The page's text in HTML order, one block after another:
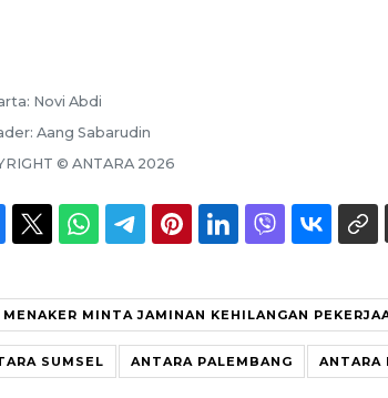
Novi Abdi
Aang Sabarudin
© ANTARA 2026
MENAKER MINTA JAMINAN KEHILANGAN
SUMSEL ANTARA PALEMBANG ANTARA